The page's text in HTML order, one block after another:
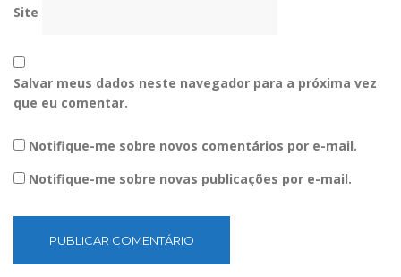
Site
Salvar meus dados neste navegador para a próxima vez
que eu comentar.
Notifique-me sobre novos comentários por e-mail.
Notifique-me sobre novas publicações por e-mail.